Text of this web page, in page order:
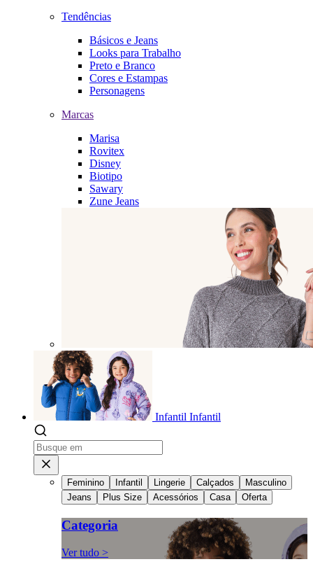
Tendências
Básicos e Jeans
Looks para Trabalho
Preto e Branco
Cores e Estampas
Personagens
Marcas
Marisa
Rovitex
Disney
Biotipo
Sawary
Zune Jeans
Infantil Infantil
Feminino Infantil Lingerie Calçados
Masculino
Jeans
Plus Size Acessórios Casa Oferta
Categoria
Ver tudo >